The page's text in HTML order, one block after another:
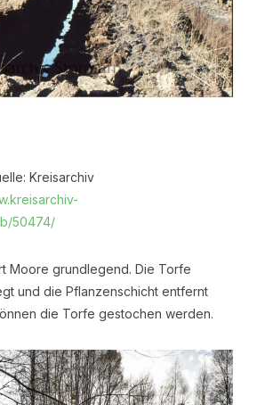
Kreisarchiv
50474/
Moore grundlegend. Die Torfe
und die Pflanzenschicht entfernt
die Torfe gestochen werden.